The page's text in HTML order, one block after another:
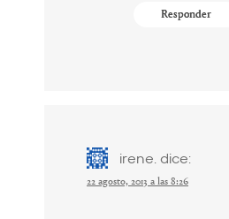
Responder
irene. dice:
22 agosto, 2013 a las 8:26